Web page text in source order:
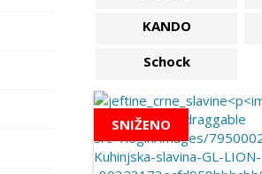
KANDO
Schock
SNIŽENO